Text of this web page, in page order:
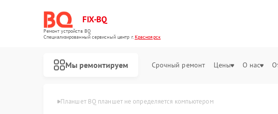
FIX-BQ
Ремонт устройств BQ
Специализированный cервисный центр г.Красноярск
Мы ремонтируем Срочный ремонт Цены О нас
BQ в Красноярске Планшет BQ планшет не определяется компьютером